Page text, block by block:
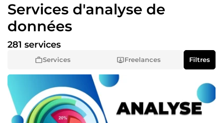
Services d'analyse de
données
Services Freelances
281 services
Filtres